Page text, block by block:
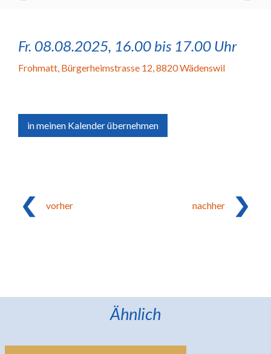
Fr. 08.08.2025, 16.00 bis 17.00 Uhr
Frohmatt, Bürgerheimstrasse 12, 8820 Wädenswil
in meinen Kalender übernehmen
vorher nachher
Ähnlich